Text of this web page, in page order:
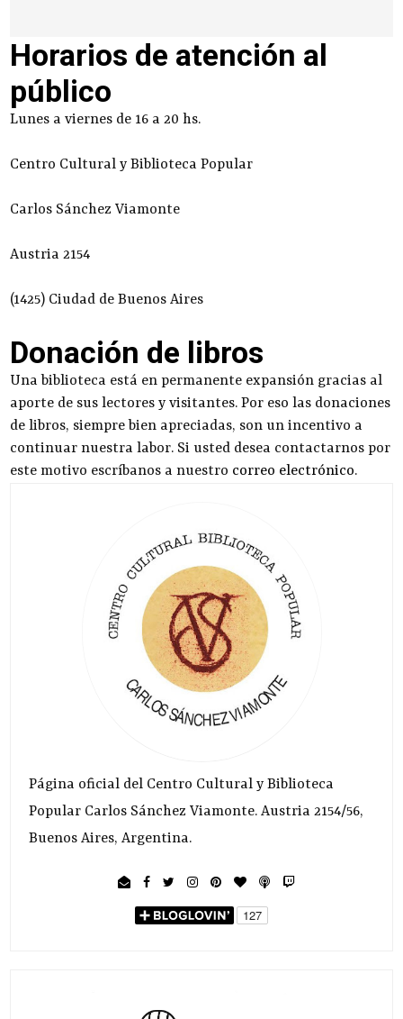
Horarios de atención al
público
Lunes a viernes de 16 a 20 hs.
Centro Cultural y Biblioteca Popular
Carlos Sánchez Viamonte
Austria 2154
(1425) Ciudad de Buenos Aires
Donación de libros
Una biblioteca está en permanente expansión gracias al
aporte de sus lectores y visitantes. Por eso las donaciones
de libros, siempre bien apreciadas, son un incentivo a
continuar nuestra labor. Si usted desea contactarnos por
este motivo escríbanos a nuestro correo electrónico.
Página oficial del Centro Cultural y Biblioteca
Popular Carlos Sánchez Viamonte. Austria 2154/56,
Buenos Aires, Argentina.